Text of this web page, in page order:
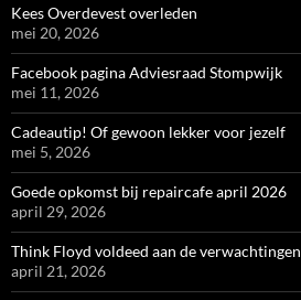
Kees Overdevest overleden
mei 20, 2026
Facebook pagina Adviesraad Stompwijk
mei 11, 2026
Cadeautip! Of gewoon lekker voor jezelf
mei 5, 2026
Goede opkomst bij repaircafe april 2026
april 29, 2026
Think Floyd voldeed aan de verwachtingen
april 21, 2026